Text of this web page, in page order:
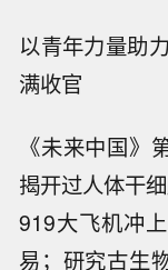
以青年力量助
满收官
《未来中国》
揭开过人体干
919大飞机冲
易；研究古生